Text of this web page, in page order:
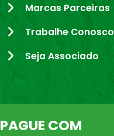
Marcas Parceiras
Trabalhe Conosco
Seja Associado
PAGUE COM